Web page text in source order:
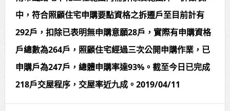
中，符合照顧住宅申購要點資格之拆遷戶至目前計有
292戶，扣除已表明無申購意願28戶，實際有申購資格
戶總數為264戶，照顧住宅經過三次公開申購作業，已
申購戶為247戶，總體申購率達93%。截至今日已完成
218戶交屋程序，交屋率近九成。2019/04/11